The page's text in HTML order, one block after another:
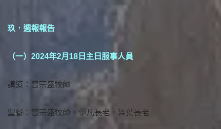
玖．週報報告
（一）2024年2月18日主日服事人員
講道：曾宗盛牧師
聖餐：曾宗盛牧師，伊凡長老，舞葉長老